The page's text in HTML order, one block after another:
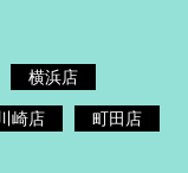
横浜店
川崎店 町田店